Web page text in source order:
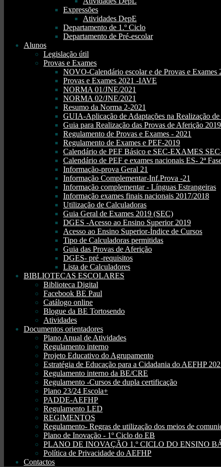
Expressões
Atividades DepE
Departamento de 1.º Ciclo
Departamento de Pré-escolar
Alunos
Legislação útil
Provas e Exames
NOVO-Calendário escolar e de Provas e Exames
Provas e Exames 2021 -IAVE
NORMA 01/JNE/2021
NORMA 02/JNE/2021
Resumo da Norma 2-2021
GUIA-Aplicação de Adaptações na Realização
Guia para Realização das Provas de Aferição 2019
Regulamento de Provas e Exames - 2021
Regulamento de Exames e PEF-2019
Calendário de PEF Básico e SEC-EXAMES
Calendário de PEF e exames nacionais ES- 2ª
Informação-prova Geral 21
Informação Complementar-Inf.Prova -21
Informação complementar - Línguas Estrangeiras
Informação exames finais nacionais 2017/2018
Utilização de Calculadoras
Guia Geral de Exames 2019 (SEC)
DGES -Acesso ao Ensino Superior 2019
Acesso ao Ensino Superior-Índice de Cursos
Tipo de Calculadoras permitidas
Guia das Provas de Aferição
DGES- pré -requisitos
Lista de Calculadores
BIBLIOTECAS ESCOLARES
Biblioteca Digital
Facebook BE Paul
Catálogo online
Blogue da BE Tortosendo
Atividades
Documentos orientadores
Plano Anual de Atividades
Regulamento interno
Projeto Educativo do Agrupamento
Estratégia de Educação para a Cidadania do AEFHP
Regulamento interno da BE/CRE
Regulamento -Cursos de dupla certificação
Plano 23/24 Escola+
PADDE-AEFHP
Regulamento LED
REGIMENTOS
Regulamento- Regras de utilização dos meios de
Plano de Inovação - 1º Ciclo do EB
PLANO DE INOVAÇÃO 1.º CICLO DO ENSINO
Política de Privacidade do AEFHP
Contactos